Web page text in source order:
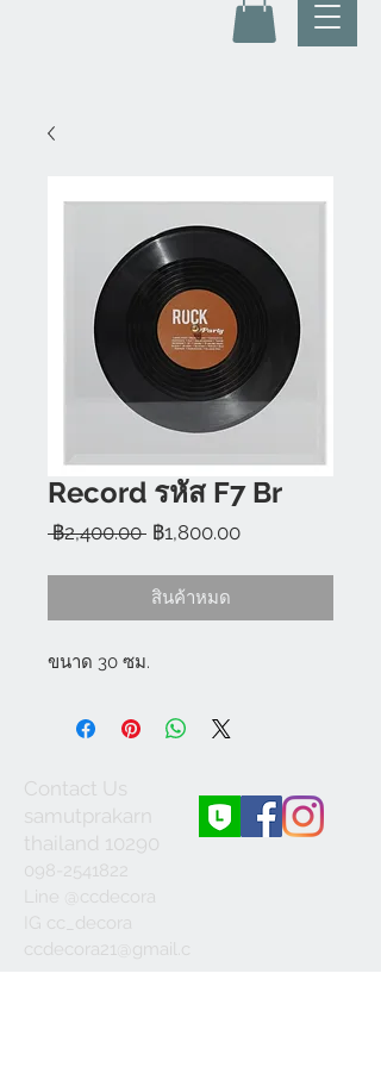
Record รหัส F7 Br
฿2,400.00 ราคา
฿1,800.00ราคา
สินค้าหมด
ขนาด 30 ซม.
Contact Us
samutprakarn
thailand 10290
098-2541822
Line @ccdecora
IG cc_decora
ccdecora21@gmail.c